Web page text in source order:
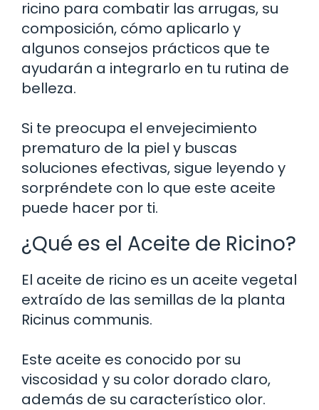
ricino para combatir las arrugas, su
composición, cómo aplicarlo y
algunos consejos prácticos que te
ayudarán a integrarlo en tu rutina de
belleza.
Si te preocupa el envejecimiento
prematuro de la piel y buscas
soluciones efectivas, sigue leyendo y
sorpréndete con lo que este aceite
puede hacer por ti.
¿Qué es el Aceite de Ricino?
El aceite de ricino es un aceite vegetal
extraído de las semillas de la planta
Ricinus communis.
Este aceite es conocido por su
viscosidad y su color dorado claro,
además de su característico olor.